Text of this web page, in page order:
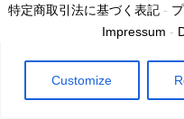
personalized ads or
clicking "Accept All", you
Customize
特定商取引法に基づく表記 -
Impressum -